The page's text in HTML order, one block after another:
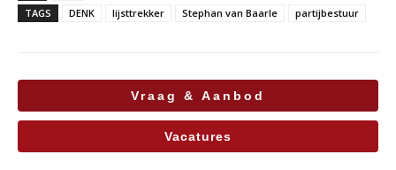
TAGS
DENK lijsttrekker Stephan van Baarle partijbestuur
Vraag & Aanbod
Vacatures